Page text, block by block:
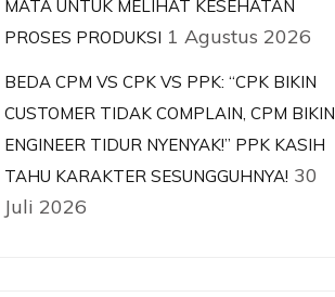
MATA UNTUK MELIHAT KESEHATAN
PROSES PRODUKSI 1 Agustus 2026
BEDA CPM VS CPK VS PPK: “CPK BIKIN
CUSTOMER TIDAK COMPLAIN, CPM BIKIN
ENGINEER TIDUR NYENYAK!” PPK KASIH
TAHU KARAKTER SESUNGGUHNYA! 30
Juli 2026